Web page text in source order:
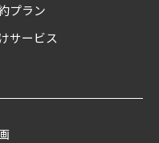
プラン
サービス